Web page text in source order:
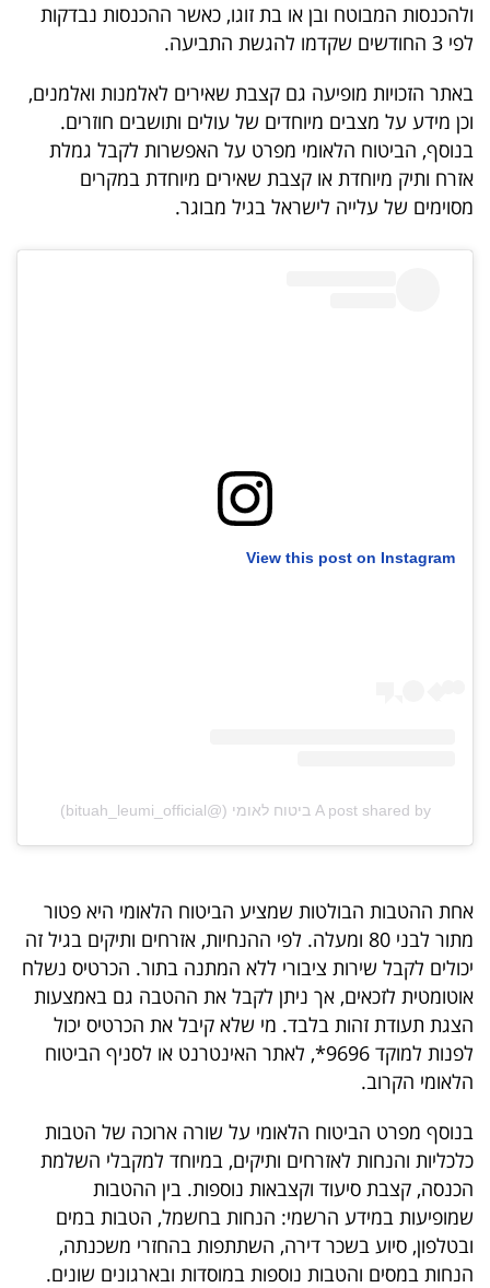
פרסמו
באייס
עקבו
אחרינו:
ולהכנסות המבוטח ובן או בת זוגו, כאשר ההכנסות נבדקות
לפי 3 החודשים שקדמו להגשת התביעה.
באתר הזכויות מופיעה גם קצבת שאירים לאלמנות ואלמנים,
וכן מידע על מצבים מיוחדים של עולים ותושבים חוזרים.
בנוסף, הביטוח הלאומי מפרט על האפשרות לקבל גמלת
אזרח ותיק מיוחדת או קצבת שאירים מיוחדת במקרים
מסוימים של עלייה לישראל בגיל מבוגר.
View this post on Instagram
A post shared by ביטוח לאומי (@bituah_leumi_official)
אחת ההטבות הבולטות שמציע הביטוח הלאומי היא פטור
מתור לבני 80 ומעלה. לפי ההנחיות, אזרחים ותיקים בגיל זה
יכולים לקבל שירות ציבורי ללא המתנה בתור. הכרטיס נשלח
אוטומטית לזכאים, אך ניתן לקבל את ההטבה גם באמצעות
הצגת תעודת זהות בלבד. מי שלא קיבל את הכרטיס יכול
לפנות למוקד 9696*, לאתר האינטרנט או לסניף הביטוח
הלאומי הקרוב.
בנוסף מפרט הביטוח הלאומי על שורה ארוכה של הטבות
כלכליות והנחות לאזרחים ותיקים, במיוחד למקבלי השלמת
הכנסה, קצבת סיעוד וקצבאות נוספות. בין ההטבות
שמופיעות במידע הרשמי: הנחות בחשמל, הטבות במים
ובטלפון, סיוע בשכר דירה, השתתפות בהחזרי משכנתה,
הנחות במסים והטבות נוספות במוסדות ובארגונים שונים.